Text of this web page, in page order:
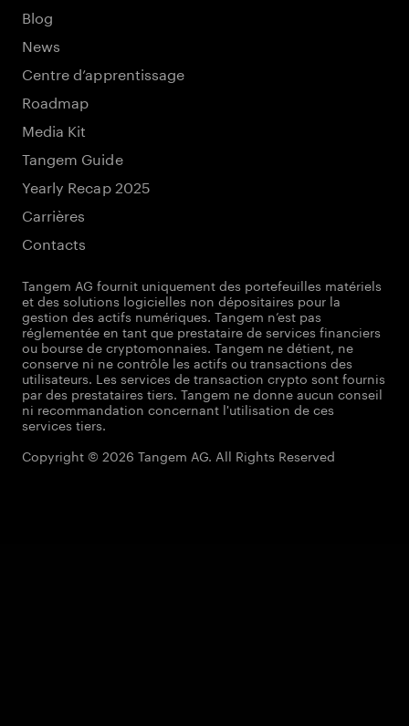
Blog
News
Centre d’apprentissage
Roadmap
Media Kit
Tangem Guide
Yearly Recap 2025
Carrières
Contacts
Tangem AG fournit uniquement des portefeuilles matériels
et des solutions logicielles non dépositaires pour la
gestion des actifs numériques. Tangem n’est pas
réglementée en tant que prestataire de services financiers
ou bourse de cryptomonnaies. Tangem ne détient, ne
conserve ni ne contrôle les actifs ou transactions des
utilisateurs. Les services de transaction crypto sont fournis
par des prestataires tiers. Tangem ne donne aucun conseil
ni recommandation concernant l'utilisation de ces
services tiers.